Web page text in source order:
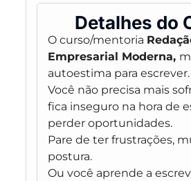
Detalhes do
O curso/mentoria
Empresarial Moderna,
autoestima para escrever.
Você não precisa mais
fica inseguro na hora de
perder oportunidades.
Pare de ter frustrações,
postura.
Ou você aprende a